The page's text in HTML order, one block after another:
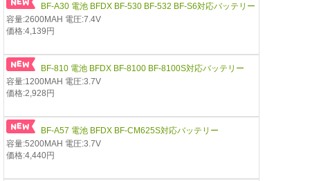
BF-A30 電池 BFDX BF-530 BF-532 BF-S6対応バッテリー
容量:2600MAH 電圧:7.4V
価格:4,139円
BF-810 電池 BFDX BF-8100 BF-8100S対応バッテリー
容量:1200MAH 電圧:3.7V
価格:2,928円
BF-A57 電池 BFDX BF-CM625S対応バッテリー
容量:5200MAH 電圧:3.7V
価格:4,440円